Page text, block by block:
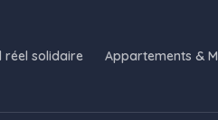
réel solidaire Appartements &